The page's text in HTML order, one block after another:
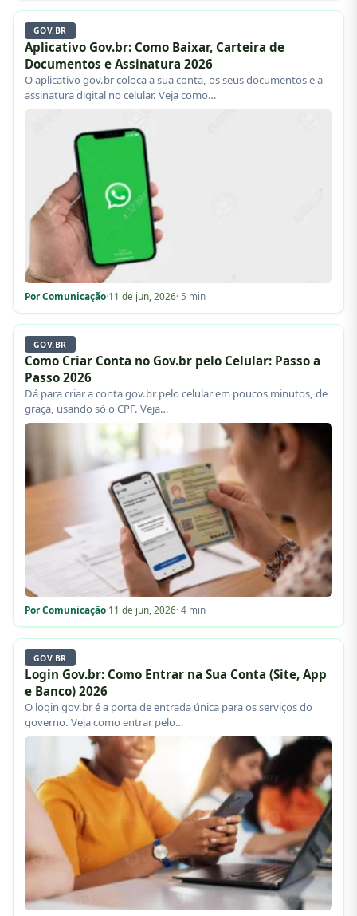
GOV.BR
Aplicativo Gov.br: Como Baixar, Carteira de
Documentos e Assinatura 2026
O aplicativo gov.br coloca a sua conta, os seus documentos e a
assinatura digital no celular. Veja como…
Por Comunicação·11 de jun, 2026· 5 min
GOV.BR
Como Criar Conta no Gov.br pelo Celular: Passo a
Passo 2026
Dá para criar a conta gov.br pelo celular em poucos minutos, de
graça, usando só o CPF. Veja…
Por Comunicação·11 de jun, 2026· 4 min
GOV.BR
Login Gov.br: Como Entrar na Sua Conta (Site, App
e Banco) 2026
O login gov.br é a porta de entrada única para os serviços do
governo. Veja como entrar pelo…